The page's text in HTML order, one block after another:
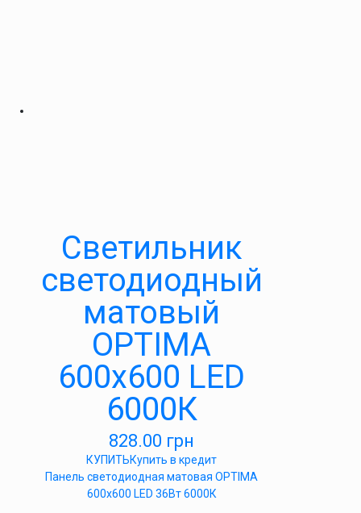
Светильник
светодиодный
матовый
OPTIMA
600х600 LED
6000К
828.00 грн
КУПИТЬКупить в кредит
Панель светодиодная матовая OPTIMA
600х600 LED 36Вт 6000К